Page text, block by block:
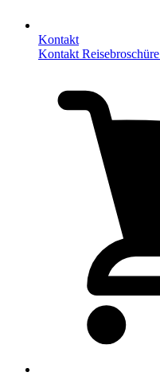
Kontakt
Kontakt Reisebroschüre